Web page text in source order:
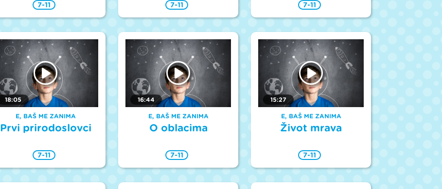
7-11 7-11 7-11
18:05
E, BAŠ ME ZANIMA
Prvi prirodoslovci
7-11
16:44
E, BAŠ ME ZANIMA
O oblacima
7-11
15:27
E, BAŠ ME ZANIMA
Život mrava
7-11